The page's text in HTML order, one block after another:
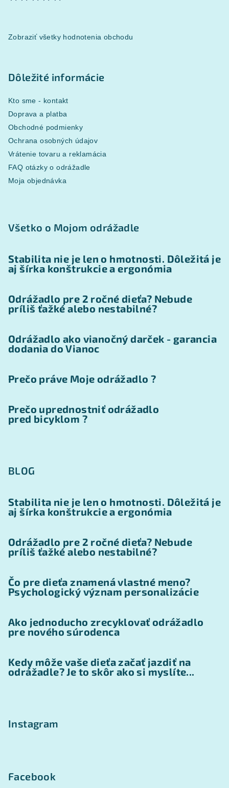
Zobraziť všetky hodnotenia obchodu
Dôležité informácie
Kto sme - kontakt
Doprava a platba
Obchodné podmienky
Ochrana osobných údajov
Vrátenie tovaru a reklamácia
FAQ otázky o odrážadle
Moja objednávka
Všetko o Mojom odrážadle
Stabilita nie je len o hmotnosti. Dôležitá je
aj šírka konštrukcie a ergonómia
Odrážadlo pre 2 ročné dieťa? Nebude
príliš ťažké alebo nestabilné?
Odrážadlo ako vianočný darček - garancia
dodania do Vianoc
Prečo práve Moje odrážadlo ?
Prečo uprednostniť odrážadlo
pred bicyklom ?
BLOG
Stabilita nie je len o hmotnosti. Dôležitá je
aj šírka konštrukcie a ergonómia
Odrážadlo pre 2 ročné dieťa? Nebude
príliš ťažké alebo nestabilné?
Čo pre dieťa znamená vlastné meno?
Psychologický význam personalizácie
Ako jednoducho zrecyklovať odrážadlo
pre nového súrodenca
Kedy môže vaše dieťa začať jazdiť na
odrážadle? Je to skôr ako si myslíte...
Instagram
Facebook